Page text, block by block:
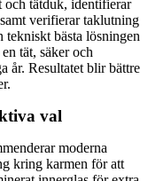
och tätduk, identifierar
verifierar taklutning
bästa lösningen
tät, säker och
år. Resultatet blir bättre
val
moderna
kring karmen för att